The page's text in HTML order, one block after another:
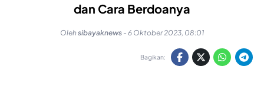
dan Cara Berdoanya
Olehsibayaknews - 6 Oktober 2023, 08:01
Bagikan: